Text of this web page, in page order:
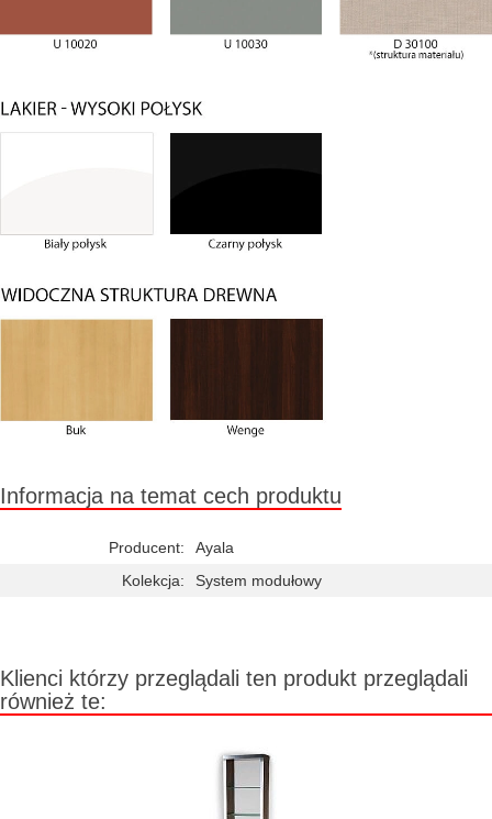
Informacja na temat cech produktu
Producent:
Ayala
Kolekcja:
System modułowy
Klienci którzy przeglądali ten produkt przeglądali
również te: